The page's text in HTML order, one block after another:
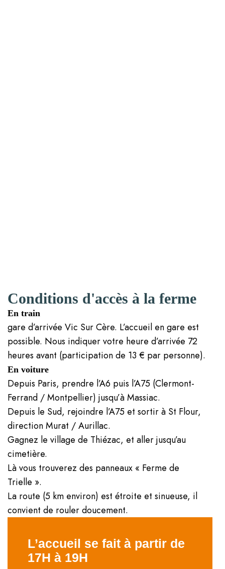
Conditions d'accès à la ferme
En train
gare d’arrivée Vic Sur Cère. L’accueil en gare est
possible. Nous indiquer votre heure d’arrivée 72
heures avant (participation de 13 € par personne).
En voiture
Depuis Paris, prendre l’A6 puis l’A75 (Clermont-
Ferrand / Montpellier) jusqu’à Massiac.
Depuis le Sud, rejoindre l’A75 et sortir à St Flour,
direction Murat / Aurillac.
Gagnez le village de Thiézac, et aller jusqu’au
cimetière.
Là vous trouverez des panneaux « Ferme de
Trielle ».
La route (5 km environ) est étroite et sinueuse, il
convient de rouler doucement.
L’accueil se fait à partir de
17H à 19H